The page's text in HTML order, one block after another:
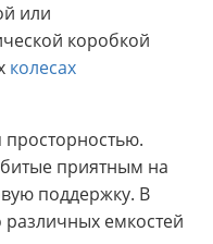
или
коробкой
колесах
просторностью.
приятным на
поддержку. В
различных емкостей